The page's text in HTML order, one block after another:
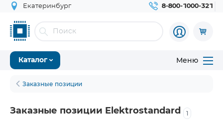
Екатеринбург 8-800-1000-321
Каталог Меню
Заказные позиции
Заказные позиции Elektrostandard 1